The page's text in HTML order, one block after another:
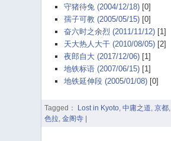
守猪待兔 (2004/12/18)[0]
孺子可教 (2005/05/15)[0]
奋六时之余烈 (2011/11/12)[1]
天大热人大干 (2010/08/05)[2]
夜郎自大 (2017/12/06)[1]
地铁标语 (2007/06/15)[1]
地铁延伸段 (2005/01/08)[0]
Tagged： Lost in Kyoto, 中庸之道, 京都,
色拉, 金阁寺